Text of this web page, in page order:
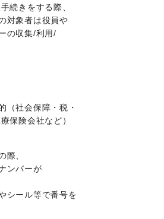
続きをする際、
対象者は役員や
の収集/利用/
（社会保障・税・
保険会社など）
際、
ンバーが
シール等で番号を